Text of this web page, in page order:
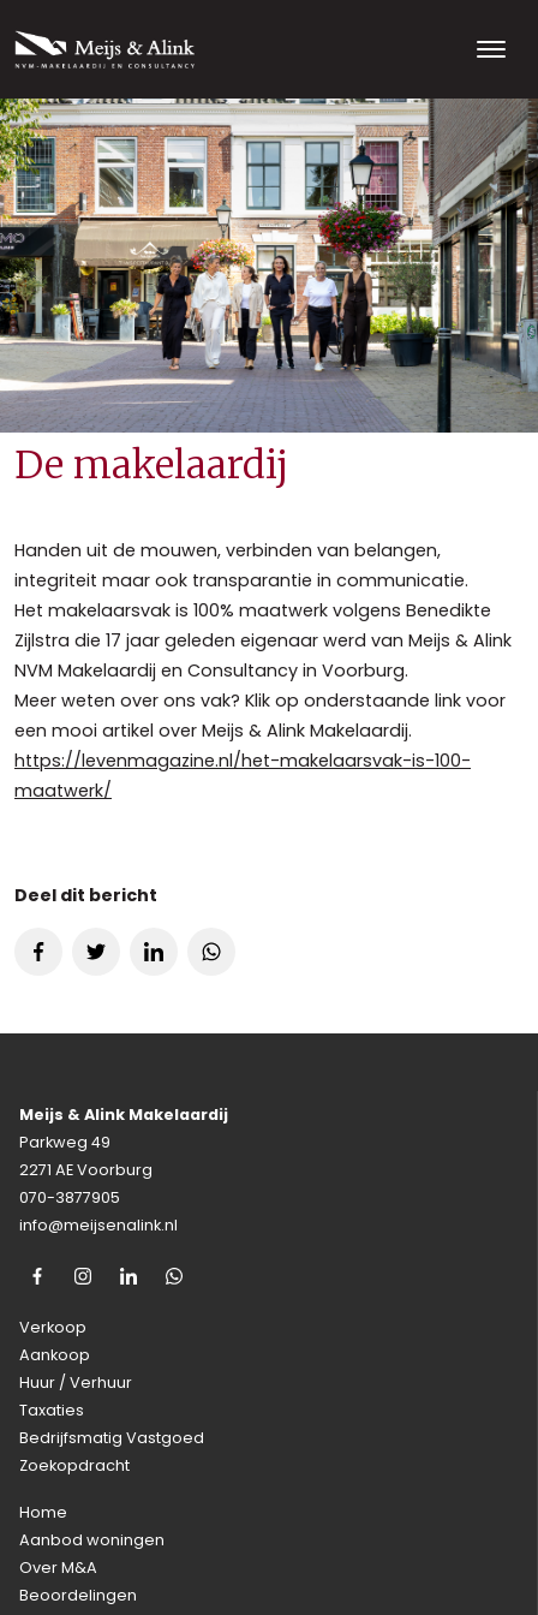
De makelaardij
Handen uit de mouwen, verbinden van belangen,
integriteit maar ook transparantie in communicatie.
Het makelaarsvak is 100% maatwerk volgens Benedikte
Zijlstra die 17 jaar geleden eigenaar werd van Meijs & Alink
NVM Makelaardij en Consultancy in Voorburg.
Meer weten over ons vak? Klik op onderstaande link voor
een mooi artikel over Meijs & Alink Makelaardij.
https://levenmagazine.nl/het-makelaarsvak-is-100-
maatwerk/
Deel dit bericht
Meijs & Alink Makelaardij
Parkweg 49
2271 AE Voorburg
070-3877905
info@meijsenalink.nl
Verkoop
Aankoop
Huur / Verhuur
Taxaties
Bedrijfsmatig Vastgoed
Zoekopdracht
Home
Aanbod woningen
Over M&A
Beoordelingen